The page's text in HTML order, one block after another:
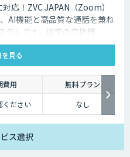
応！ZVC JAPAN（Zoom）
AI機能と高品質な通話を兼ね
テムです。従来の交換機
入や運用にかかるコストを大
見る
費用
無料プラン
ださい なし
ス選択